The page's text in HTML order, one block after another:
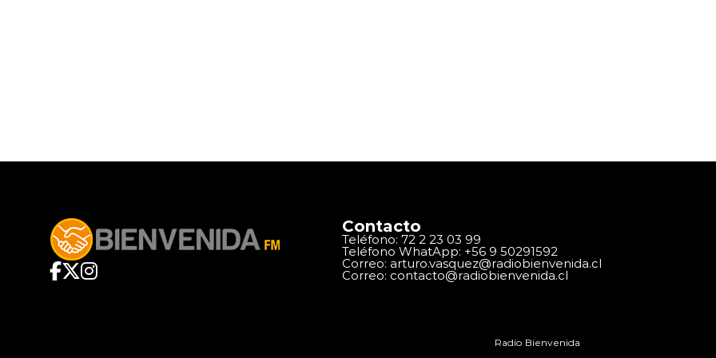
Contacto
Teléfono: 72 2 23 03 99
Teléfono WhatApp: +56 9 50291592
Correo: arturo.vasquez@radiobienvenida.cl
Correo: contacto@radiobienvenida.cl
Radio Bienvenida